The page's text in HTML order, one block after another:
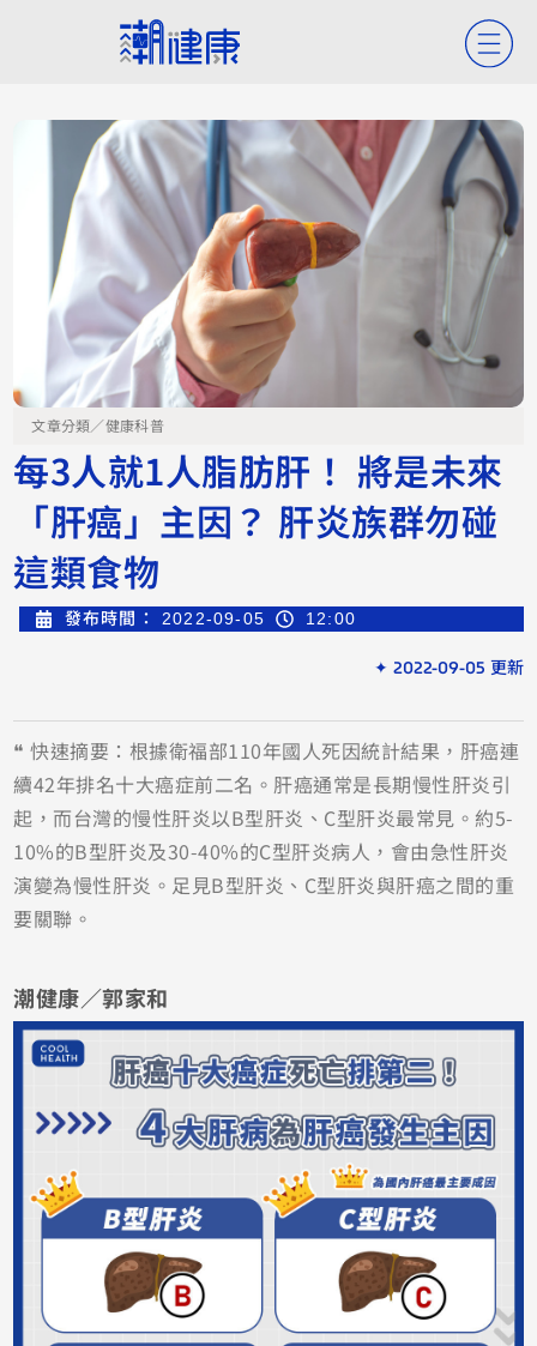
文章分類／健康科普
每3人就1人脂肪肝！ 將是未來
「肝癌」主因？ 肝炎族群勿碰
這類食物
發布時間： 2022-09-05 12:00
✦ 2022-09-05 更新
❝ 快速摘要：根據衛福部110年國人死因統計結果，肝癌連
續42年排名十大癌症前二名。肝癌通常是長期慢性肝炎引
起，而台灣的慢性肝炎以B型肝炎、C型肝炎最常見。約5-
10%的B型肝炎及30-40%的C型肝炎病人，會由急性肝炎
演變為慢性肝炎。足見B型肝炎、C型肝炎與肝癌之間的重
要關聯。
潮健康／郭家和